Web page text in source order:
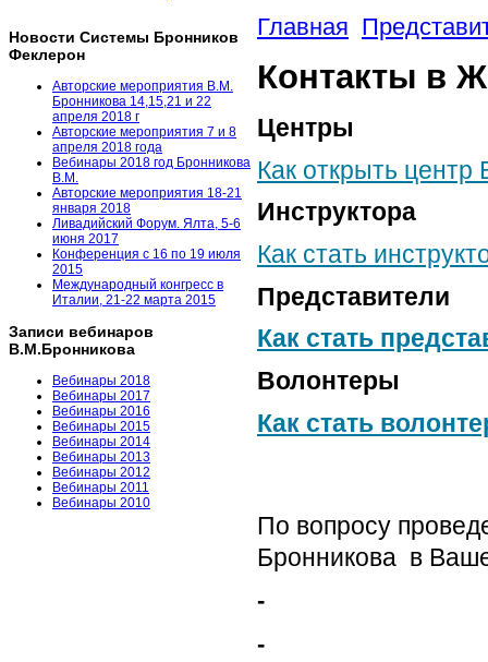
Новости Системы Бронников
Феклерон
Авторские мероприятия В.М.
Бронникова 14,15,21 и 22
апреля 2018 г
Авторские мероприятия 7 и 8
апреля 2018 года
Вебинары 2018 год Бронникова
В.М.
Авторские мероприятия 18-21
января 2018
Ливадийский Форум. Ялта, 5-6
июня 2017
Конференция с 16 по 19 июля
2015
Международный конгресс в
Италии, 21-22 марта 2015
Записи вебинаров
В.М.Бронникова
Вебинары 2018
Вебинары 2017
Вебинары 2016
Вебинары 2015
Вебинары 2014
Вебинары 2013
Вебинары 2012
Вебинары 2011
Вебинары 2010
Главная
Контакты в
Центры
Как открыть центр
Инструктора
Как стать
Представители
Как стать
Волонтеры
Как стать
По вопросу
Бронникова в
-
-